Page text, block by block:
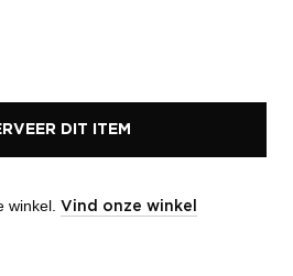
DIT ITEM
winkel. Vind onze winkel